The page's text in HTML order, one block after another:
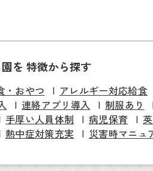
を 特徴から探す
・おやつ アレルギー対応給食
連絡アプリ導入 制服あり
手厚い人員体制 病児保育
熱中症対策充実 災害時マニュ